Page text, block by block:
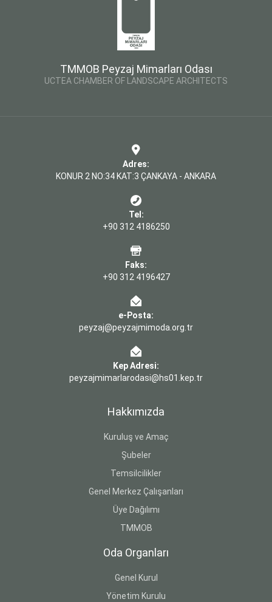
TMMOB Peyzaj Mimarları Odası
UCTEA CHAMBER OF LANDSCAPE ARCHITECTS
Adres:
KONUR 2 NO:34 KAT:3 ÇANKAYA - ANKARA
Tel:
+90 312 4186250
Faks:
+90 312 4196427
e-Posta:
peyzaj@peyzajmimoda.org.tr
Kep Adresi:
peyzajmimarlarodasi@hs01.kep.tr
Hakkımızda
Kuruluş ve Amaç
Şubeler
Temsilcilikler
Genel Merkez Çalışanları
Üye Dağılımı
TMMOB
Oda Organları
Genel Kurul
Yönetim Kurulu